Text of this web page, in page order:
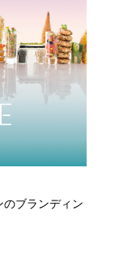
ブランディン